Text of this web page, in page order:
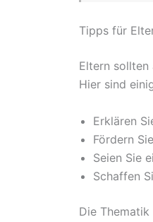
Tipps für
Eltern sollten
Hier sind
Erklären
Fördern
Seien Sie
Schaffen
Die